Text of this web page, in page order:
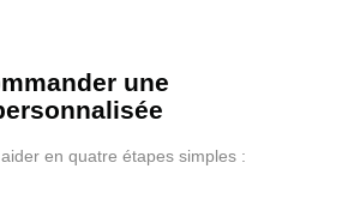
une
en quatre étapes simples :